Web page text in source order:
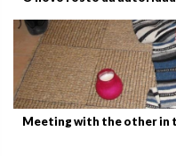
Meeting with the other in